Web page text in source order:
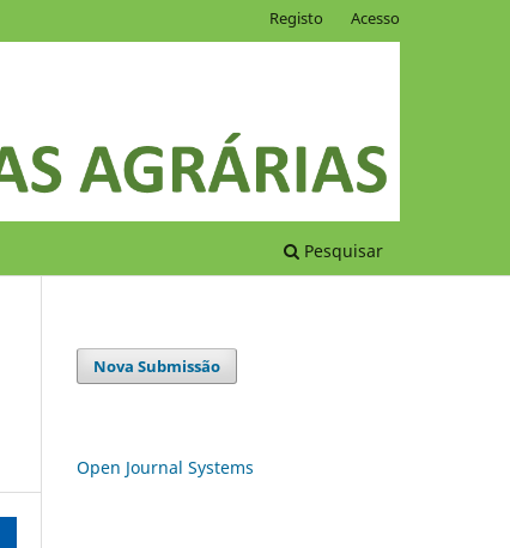
Pesquisar
Registo Acesso
Nova Submissão
Open Journal Systems